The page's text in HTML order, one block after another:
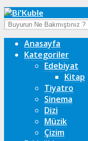
Anasayfa
Kategoriler
Edebiyat
Kitap
Tiyatro
Sinema
Dizi
Müzik
Çizim